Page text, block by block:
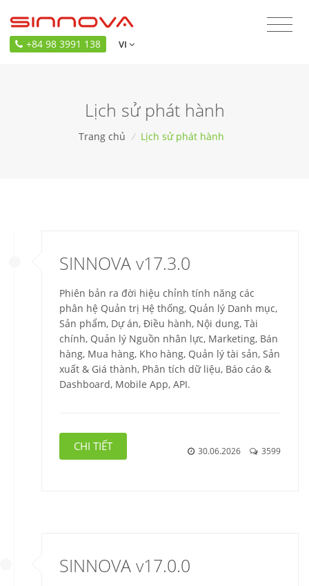
+84 98 3991 138 VI
Lịch sử phát hành
Trang chủ / Lịch sử phát hành
SINNOVA v17.3.0
Phiên bản ra đời hiệu chỉnh tính năng các
phân hệ Quản trị Hệ thống, Quản lý Danh mục,
Sản phẩm, Dự án, Điều hành, Nội dung, Tài
chính, Quản lý Nguồn nhân lực, Marketing, Bán
hàng, Mua hàng, Kho hàng, Quản lý tài sản, Sản
xuất & Giá thành, Phân tích dữ liệu, Báo cáo &
Dashboard, Mobile App, API.
CHI TIẾT 30.06.2026 3599
SINNOVA v17.0.0